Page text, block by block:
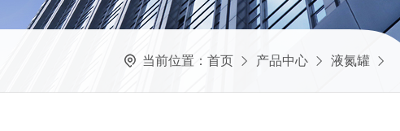
当前位置： 首页 产品中心 液氮罐